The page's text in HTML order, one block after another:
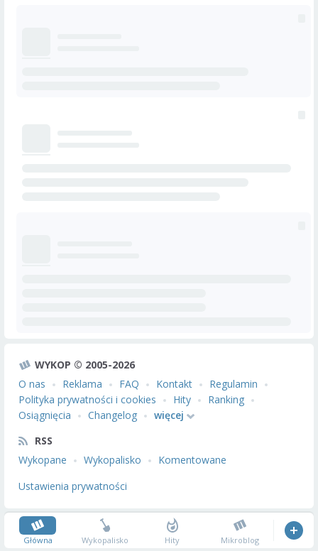
WYKOP © 2005-2026
O nas
Reklama FAQ Kontakt
Regulamin
Polityka prywatności i cookies
Hity
Ranking
Osiągnięcia
Changelog
więcej
RSS
Wykopane
Wykopalisko
Komentowane
Ustawienia prywatności
Główna Wykopalisko Hity Mikroblog